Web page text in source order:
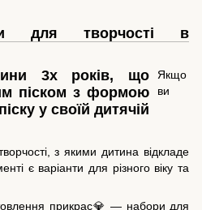
для творчості в
Якщо
ви
з якими дитина відкладе
є варіанти для різного віку та
прикрас💎 — набори для